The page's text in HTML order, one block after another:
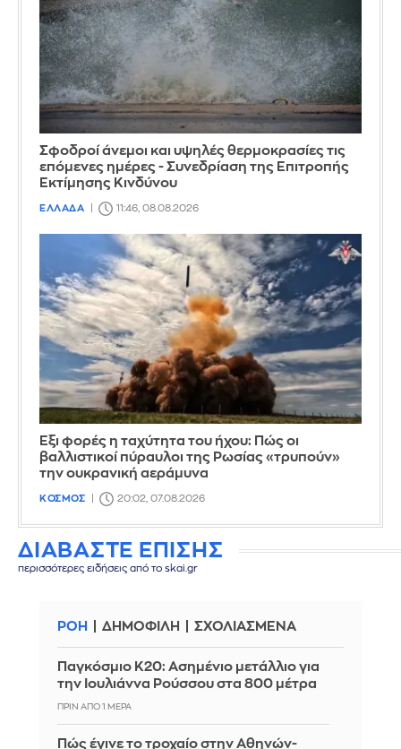
Σφοδροί άνεμοι και υψηλές θερμοκρασίες τις
επόμενες ημέρες - Συνεδρίαση της Επιτροπής
Εκτίμησης Κινδύνου
ΕΛΛΑΔΑ 11:46, 08.08.2026
Έξι φορές η ταχύτητα του ήχου: Πώς οι
βαλλιστικοί πύραυλοι της Ρωσίας «τρυπούν»
την ουκρανική αεράμυνα
ΚΟΣΜΟΣ 20:02, 07.08.2026
ΔΙΑΒΑΣΤΕ ΕΠΙΣΗΣ
περισσότερες ειδήσεις από το skai.gr
ΡΟΗ ΔΗΜΟΦΙΛΗ ΣΧΟΛΙΑΣΜΕΝΑ
Παγκόσμιο Κ20: Ασημένιο μετάλλιο για
την Ιουλιάννα Ρούσσου στα 800 μέτρα
ΠΡΙΝ ΑΠΌ 1 ΜΈΡΑ
Πώς έγινε το τροχαίο στην Αθηνών-